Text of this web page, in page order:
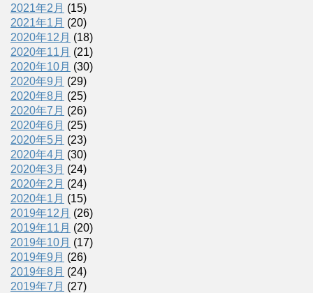
2021年2月 (15)
2021年1月 (20)
2020年12月 (18)
2020年11月 (21)
2020年10月 (30)
2020年9月 (29)
2020年8月 (25)
2020年7月 (26)
2020年6月 (25)
2020年5月 (23)
2020年4月 (30)
2020年3月 (24)
2020年2月 (24)
2020年1月 (15)
2019年12月 (26)
2019年11月 (20)
2019年10月 (17)
2019年9月 (26)
2019年8月 (24)
2019年7月 (27)